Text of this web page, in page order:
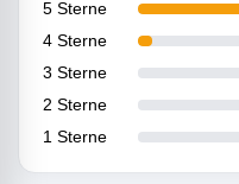
5 Sterne
4 Sterne
3 Sterne
2 Sterne
1 Sterne